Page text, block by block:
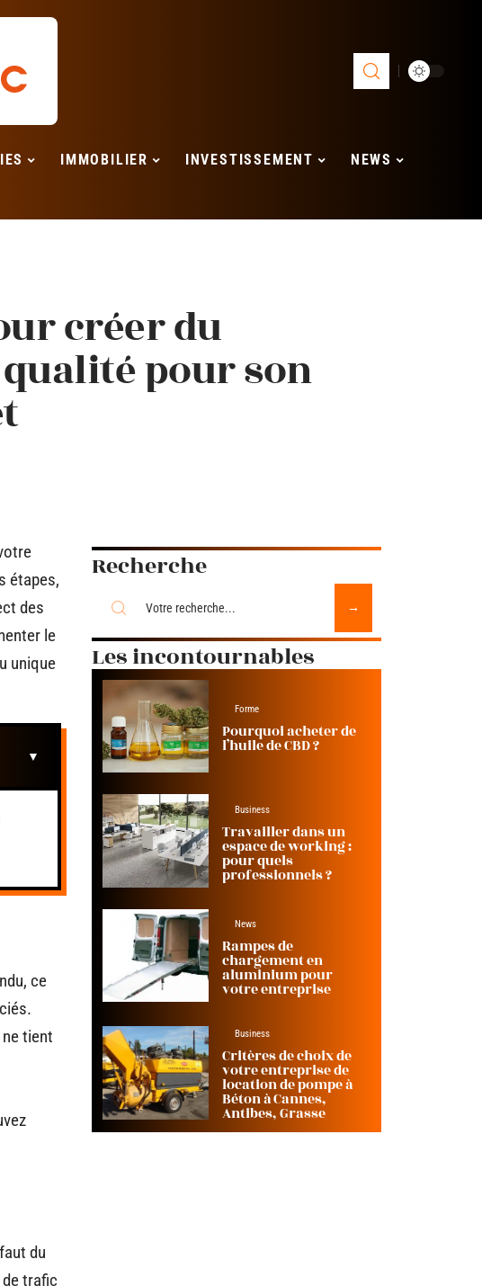
IMMOBILIER INVESTISSEMENT NEWS
créer du
pour son
étapes,
des
le
unique
ce
tient
du
trafic
Recherche
Les incontournables
Forme
Pourquoi acheter de
l’huile de CBD ?
Business
Travailler dans un
espace de working :
pour quels
professionnels ?
News
Rampes de
chargement en
aluminium pour
votre entreprise
Business
Critères de choix de
votre entreprise de
location de pompe à
Béton à Cannes,
Antibes, Grasse